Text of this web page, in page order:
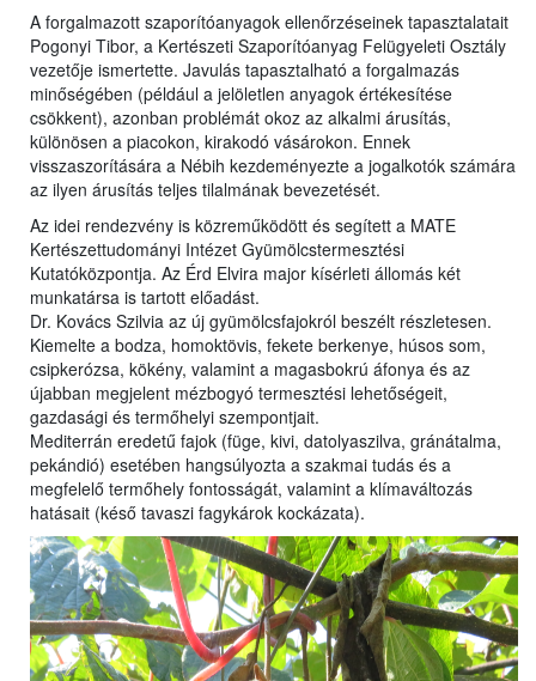
A forgalmazott szaporítóanyagok ellenőrzéseinek tapasztalatait
Pogonyi Tibor, a Kertészeti Szaporítóanyag Felügyeleti Osztály
vezetője ismertette. Javulás tapasztalható a forgalmazás
minőségében (például a jelöletlen anyagok értékesítése
csökkent), azonban problémát okoz az alkalmi árusítás,
különösen a piacokon, kirakodó vásárokon. Ennek
visszaszorítására a Nébih kezdeményezte a jogalkotók számára
az ilyen árusítás teljes tilalmának bevezetését.
Az idei rendezvény is közreműködött és segített a MATE
Kertészettudományi Intézet Gyümölcstermesztési
Kutatóközpontja. Az Érd Elvira major kísérleti állomás két
munkatársa is tartott előadást.
Dr. Kovács Szilvia az új gyümölcsfajokról beszélt részletesen.
Kiemelte a bodza, homoktövis, fekete berkenye, húsos som,
csipkerózsa, kökény, valamint a magasbokrú áfonya és az
újabban megjelent mézbogyó termesztési lehetőségeit,
gazdasági és termőhelyi szempontjait.
Mediterrán eredetű fajok (füge, kivi, datolyaszilva, gránátalma,
pekándió) esetében hangsúlyozta a szakmai tudás és a
megfelelő termőhely fontosságát, valamint a klímaváltozás
hatásait (késő tavaszi fagykárok kockázata).